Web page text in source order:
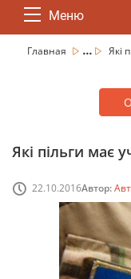
Меню
Главная ... Які
Які пільги має
22.10.2016Автор: